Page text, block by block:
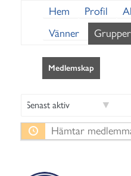
Hem Profil
Vänner
Grupper
Medlemskap
Hämtar